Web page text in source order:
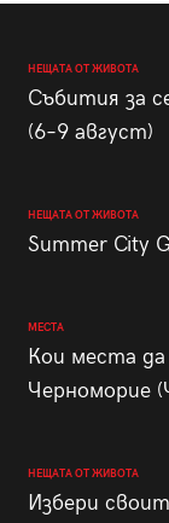
НЕЩАТА ОТ ЖИВОТА
Събития за
(6–9 август)
НЕЩАТА ОТ ЖИВОТА
Summer City
МЕСТА
Кои места
Черноморие
НЕЩАТА ОТ ЖИВОТА
Избери